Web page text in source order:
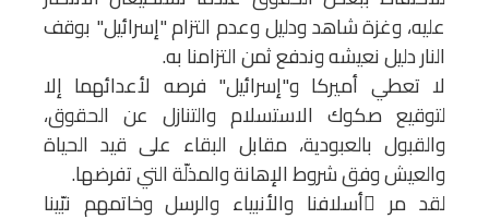
عليه، وغزة شاهد ودليل وعدم التزام "إسرائيل" بوقف
النار دليل نعيشه وندفع ثمن التزامنا به.
لا تعطي أميركا و"إسرائيل" فرصه لأعدائهما إلا
لتوقيع صكوك الاستسلام والتنازل عن الحقوق،
والقبول بالعبودية، مقابل البقاء على قيد الحياة
والعيش وفق شروط الإهانة والمذلّة التي تفرضها.
لقد مر ّأسلافنا والأنبياء والرسل وخاتمهم نبّينا